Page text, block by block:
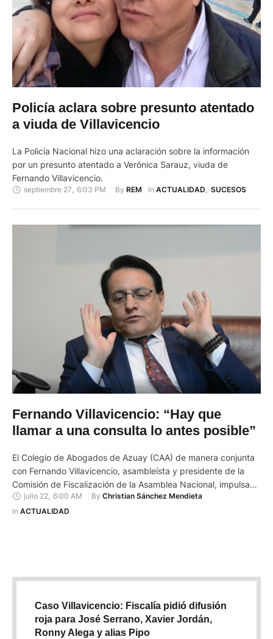
Policía aclara sobre presunto atentado
a viuda de Villavicencio
La Policía Nacional hizo una aclaración sobre la información
por un presunto atentado a Verónica Sarauz, viuda de
Fernando Villavicencio.
septiembre 27 6:03 PM By REM In ACTUALIDAD, SUCESOS
Fernando Villavicencio: “Hay que
llamar a una consulta lo antes posible”
El Colegio de Abogados de Azuay (CAA) de manera conjunta
con Fernando Villavicencio, asambleísta y presidente de la
Comisión de Fiscalización de la Asamblea Nacional, impulsan
una iniciativa de consulta popular. Villavicencio estuvo ayer en
Cuenca y se reunió con representantes de este gremio de
julio 22 6:00 AM By Christian Sánchez Mendieta
In ACTUALIDAD
Caso Villavicencio: Fiscalía pidió difusión
roja para José Serrano, Xavier Jordán,
Ronny Alega y alias Pipo